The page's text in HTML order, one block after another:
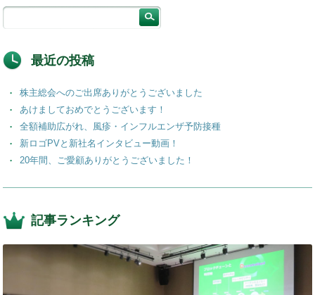
e
o
k
e
n
n
最近の投稿
株主総会へのご出席ありがとうございました
あけましておめでとうございます！
全額補助広がれ、風疹・インフルエンザ予防接種
新ロゴPVと新社名インタビュー動画！
20年間、ご愛顧ありがとうございました！
記事ランキング